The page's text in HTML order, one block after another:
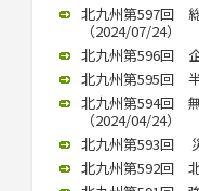
北九州第597回
（2024/07/24）
北九州第596回 企
北九州第595回
北九州第594回
（2024/04/24）
北九州第593回
北九州第592回